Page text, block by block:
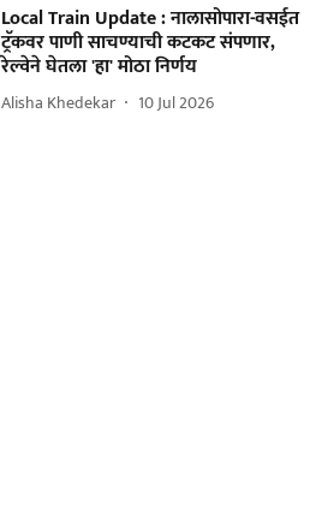
Local Train Update : नालासोपारा-वसईत
ट्रॅकवर पाणी साचण्याची कटकट संपणार,
रेल्वेने घेतला 'हा' मोठा निर्णय
Alisha Khedekar 10 Jul 2026